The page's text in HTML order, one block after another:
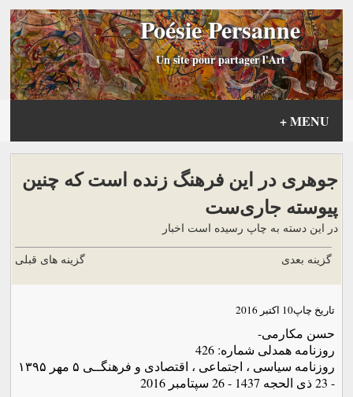
Poésie Persanne
Un site pour partager l'Art
MENU
+
جوهرى در این فرهنگ زنده است که چنین
پیوسته جاری‌ست
در این دسته به چاپ رسیده است اخبار
گزینه های قبلی گزینه بعدی
تاریخ چاپ10 اکتبر 2016
حسن مکارمی-
روزنامه همدلی شماره: 426
روزنامه سیاسی ، اجتماعی ، اقتصادی و فرهنگــی ۵ مهر ۱۳۹۵
- 23 ذی الحجه 1437 - 26 سپتامبر 2016